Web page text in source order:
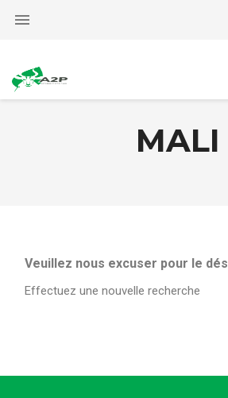

MALI
Veuillez nous excuser pour le
Effectuez une nouvelle recherche